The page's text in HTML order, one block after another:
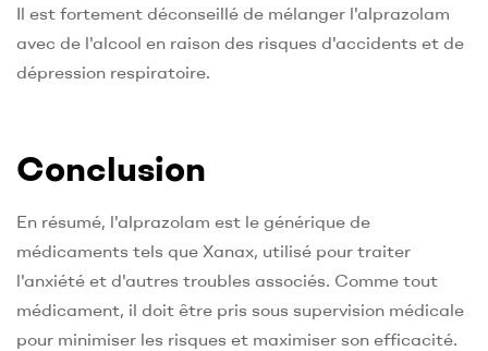
Il est fortement déconseillé de mélanger l'alprazolam
avec de l'alcool en raison des risques d'accidents et de
dépression respiratoire.
Conclusion
En résumé, l'alprazolam est le générique de
médicaments tels que Xanax, utilisé pour traiter
l'anxiété et d'autres troubles associés. Comme tout
médicament, il doit être pris sous supervision médicale
pour minimiser les risques et maximiser son efficacité.